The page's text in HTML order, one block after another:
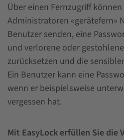
Über einen Fernzugriff
Administratoren «gerätefern»
Benutzer senden, eine
und verlorene oder
zurücksetzen und die
Ein Benutzer kann eine
wenn er beispielsweise
vergessen hat.
Mit EasyLock erfüllen Sie die